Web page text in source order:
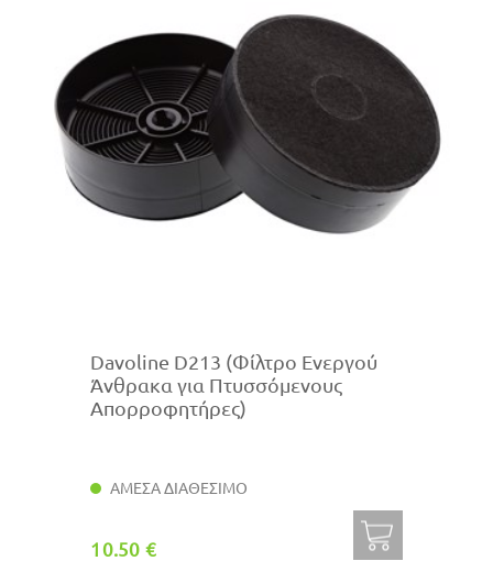
Davoline D213 (Φίλτρο Ενεργού
Άνθρακα για Πτυσσόμενους
Απορροφητήρες)
ΑΜΕΣΑ ΔΙΑΘΕΣΙΜΟ
10.50 €